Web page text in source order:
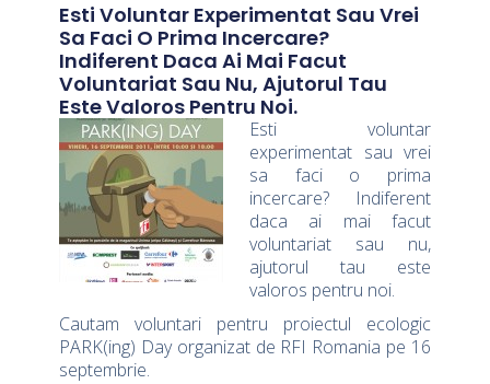
Esti Voluntar Experimentat Sau Vrei
Sa Faci O Prima Incercare?
Indiferent Daca Ai Mai Facut
Voluntariat Sau Nu, Ajutorul Tau
Este Valoros Pentru Noi.
Esti voluntar
experimentat sau vrei
sa faci o prima
incercare? Indiferent
daca ai mai facut
voluntariat sau nu,
ajutorul tau este
valoros pentru noi.
Cautam voluntari pentru proiectul ecologic
PARK(ing) Day organizat de RFI Romania pe 16
septembrie.